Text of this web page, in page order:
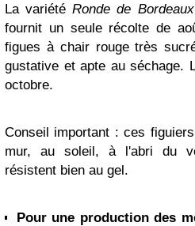
La variétéRonde de Bordeaux
fournit un seule récolte de
figues à chair rouge très
gustative et apte au séchage.
octobre.
Conseil important : ces
mur, au soleil, à l'abri du
résistent bien au gel.
Pour une production des